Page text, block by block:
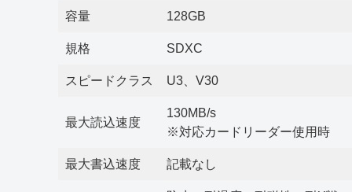
容量 128GB
規格 SDXC
スピードクラス U3、V30
最大読込速度
130MB/s
※対応カードリーダー使用時
最大書込速度 記載なし